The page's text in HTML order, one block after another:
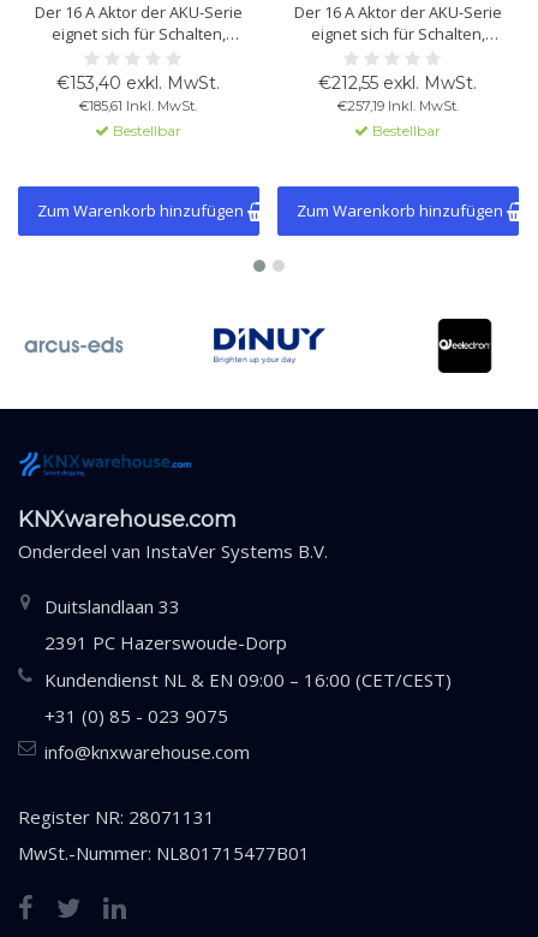
Der 16 A Aktor der AKU-Serie
eignet sich für Schalten,
Jalousiesteuerung und Heizung.
Bietet autom. Beschattung, PWM-
Reg. und Lüftungsfunktion.
Erhältlich in 4-, 6-, 8-, 16- und 24-
fach, mit 100 µF Kapazitätslast.
€153,40 exkl. MwSt.
€185,61 Inkl. MwSt.
Bestellbar
Zum Warenkorb hinzufügen
Der 16 A Aktor der AKU-Serie
eignet sich für Schalten,
Jalousiesteuerung und Heizung.
Bietet autom. Beschattung, PWM-
Reg. und Lüftungsfunktion.
Erhältlich in 4-, 6-, 8-, 16- und 24-
fach, mit 100 µF Kapazitätslast.
€212,55 exkl. MwSt.
€257,19 Inkl. MwSt.
Bestellbar
Zum Warenkorb hinzufügen
KNXwarehouse.com
Onderdeel van InstaVer Systems B.V.
Duitslandlaan 33
2391 PC Hazerswoude-Dorp
Kundendienst NL & EN 09:00 – 16:00 (CET/CEST)
+31 (0) 85 - 023 9075
info@knxwarehouse.com
Register NR: 28071131
MwSt.-Nummer: NL801715477B01